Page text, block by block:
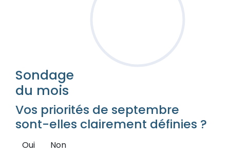
Sondage
du mois
Vos priorités de septembre
sont-elles clairement définies ?
Oui Non